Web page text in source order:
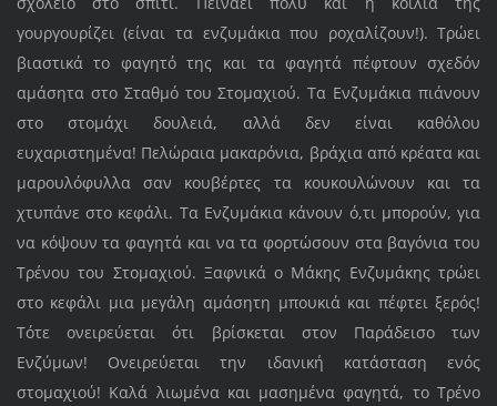
γουργουρίζει (είναι τα ενζυμάκια που ροχαλίζουν!). Τρώει
βιαστικά το φαγητό της και τα φαγητά πέφτουν σχεδόν
αμάσητα στο Σταθμό του Στομαχιού. Τα Ενζυμάκια πιάνουν
στο στομάχι δουλειά, αλλά δεν είναι καθόλου
ευχαριστημένα! Πελώραια μακαρόνια, βράχια από κρέατα και
μαρουλόφυλλα σαν κουβέρτες τα κουκουλώνουν και τα
χτυπάνε στο κεφάλι. Τα Ενζυμάκια κάνουν ό,τι μπορούν, για
να κόψουν τα φαγητά και να τα φορτώσουν στα βαγόνια του
Τρένου του Στομαχιού. Ξαφνικά ο Μάκης Ενζυμάκης τρώει
στο κεφάλι μια μεγάλη αμάσητη μπουκιά και πέφτει ξερός!
Τότε ονειρεύεται ότι βρίσκεται στον Παράδεισο των
Ενζύμων! Ονειρεύεται την ιδανική κατάσταση ενός
στομαχιού! Καλά λιωμένα και μασημένα φαγητά, το Τρένο